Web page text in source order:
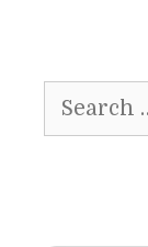
for: